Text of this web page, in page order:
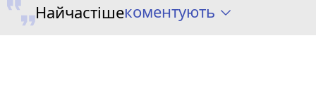
Найчастішекоментують